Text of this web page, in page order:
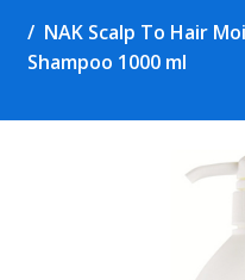
NAK Scalp To Hair
Shampoo 1000 ml